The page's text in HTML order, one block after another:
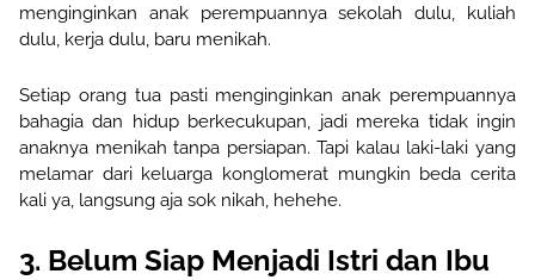
menginginkan anak perempuannya sekolah dulu, kuliah
dulu, kerja dulu, baru menikah.
Setiap orang tua pasti menginginkan anak perempuannya
bahagia dan hidup berkecukupan, jadi mereka tidak ingin
anaknya menikah tanpa persiapan. Tapi kalau laki-laki yang
melamar dari keluarga konglomerat mungkin beda cerita
kali ya, langsung aja sok nikah, hehehe.
3. Belum Siap Menjadi Istri dan Ibu